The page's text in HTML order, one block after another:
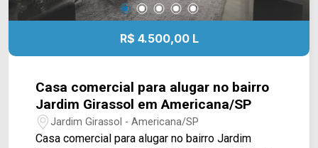
R$ 4.500,00 L
Casa comercial para alugar no bairro
Jardim Girassol em Americana/SP
Jardim Girassol - Americana/SP
Casa comercial para alugar no bairro Jardim